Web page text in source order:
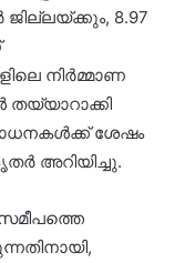
8.97
നിർമ്മാണ
തയ്യാറാക്കി
ശേഷം
അറിയിച്ചു.